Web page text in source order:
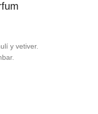
y vetiver.